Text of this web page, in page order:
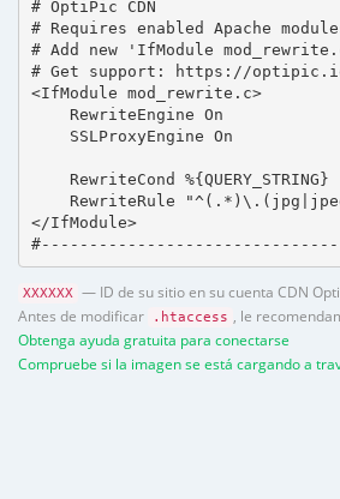
# OptiPic CDN
# Requires enabled Apache
# Add new 'IfModule
# Get support: https://
<IfModule mod_rewrite.c>
    RewriteEngine On
    SSLProxyEngine On
RewriteCond %{QUERY_STRING}
RewriteRule
</IfModule>
XXXXXX — ID de su sitio en su cuenta CDN
Antes de modificar
.htaccess
, le
Obtenga ayuda gratuita para conectarse
Compruebe si la imagen se está cargando a